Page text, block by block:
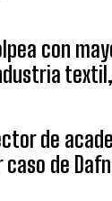
con
de
de